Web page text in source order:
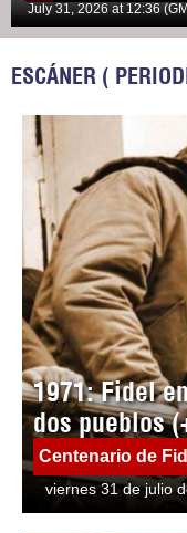
July 31, 2026 at 12:36
ESCÁNER (
1971: Fidel
dos pueblos
Centenario de
viernes 31 de julio